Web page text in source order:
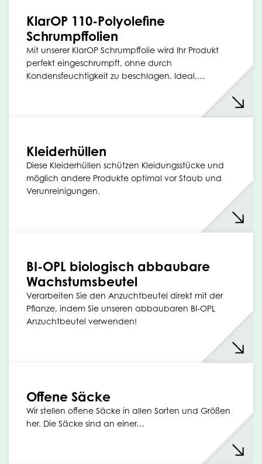
KlarOP 110-Polyolefine
Schrumpffolien
Mit unserer KlarOP Schrumpffolie wird Ihr Produkt
perfekt eingeschrumpft, ohne durch
Kondensfeuchtigkeit zu beschlagen. Ideal,…
Kleiderhüllen
Diese Kleiderhüllen schützen Kleidungsstücke und
möglich andere Produkte optimal vor Staub und
Verunreinigungen.
BI-OPL biologisch abbaubare
Wachstumsbeutel
Verarbeiten Sie den Anzuchtbeutel direkt mit der
Pflanze, indem Sie unseren abbaubaren BI-OPL
Anzuchtbeutel verwenden!
Offene Säcke
Wir stellen offene Säcke in allen Sorten und Größen
her. Die Säcke sind an einer…